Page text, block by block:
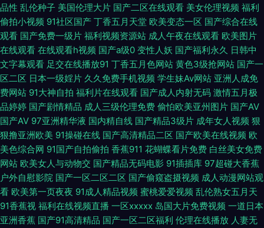
站 91探花熟女在线播放 91A级午夜黄色片 91传媒在线观看 91传媒免费视频
91九色青瓜草莓视频 91小情侣操逼刺激 大香蕉伊在线9 久久艹视频 欧美日
韩色五月 欧日韩美精品四区 色悠悠在线直播网站 香蕉视频a片 91视频最新
链接 成人小网站 国产乱一区 国产综合不卡区 91制片厂探花在线 久热服务AV
欧女12p1区 自拍h网 91人人干 91探花在线观看百度 91专区在线欢看 韩国a√
中文 九九re5精品视频 久久六热视频 人人操人人爽 婷婷快播 亚州福利精品
二区精品 中日韩美激情 影音先锋电影日韩91 91九色蝌蚪视频网站 91社区在
线播放 91亚洲网站 91中文视频在线 91伊人在线亚洲精品 91在线A级片 超碰
品性 乱伦种子 美国伦理大片 国产二区在线观看 美女伦理视频 福利
偷拍小视频 91社区国产 丁香五月天堂 欧美变态一区 国产综合在线
观看 国产免费一级片 福利视频资源站 成人午夜在线观看 欧美图片
在线观看 在线观看h视频 国产a级0 变性人妖 国产福利永久 日韩中
文字幕观看 足交在线播放91 丁香五月色网站 黄色3级抢网站 国产一
区二区 日本一级婬片 久久免费手机视频 学生妹Av网站 亚洲人成免
费网站 91大神自拍 福利片在线观看 国产成人内射无码 激情五月极
品婷婷 国产剧情精品 成人三级伦理免费 偷怕欧美亚州图片 国产AV
国产AV 97亚洲精华液 国内精自线 国产精品3级片 成年女人视频 狠
狠撸亚洲欧美 91操碰在线 国产高清精品二区 国产欧美在线视频 欧
美色综合网 91国产自拍偷拍 香蕉911 花蝴蝶看片免费 白丝美女免费
网站 欧美女人与动物交 国产精品无码电影 91插插库 97超碰大香蕉
户外自慰影院 国产一区二区二区 国产偷窥盗摄视频 成人动漫网站观
看 欧美第一页夜夜 91成人精品视频 蜜桃爱爱视频 乱伦熟女五月天
91香蕉视 福利在线视频直播 一区xxxxx 岛国大片免费视频 一道日本
亚洲香蕉 国产91高清精品 国产一区二区福利 伦理在线播放 人妻无